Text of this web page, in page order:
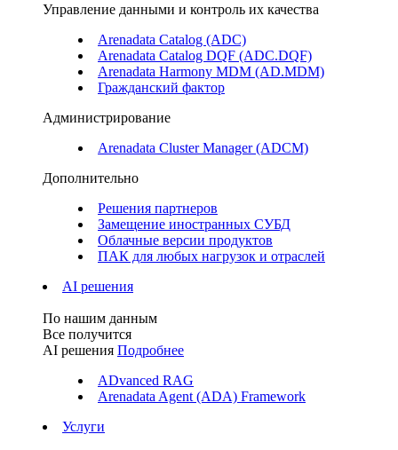
Управление данными и контроль их качества
Arenadata Catalog (ADC)
Arenadata Catalog DQF (ADС.DQF)
Arenadata Harmony MDM (AD.MDM)
Гражданский фактор
Администрирование
Arenadata Cluster Manager (ADCM)
Дополнительно
Решения партнеров
Замещение иностранных СУБД
Облачные версии продуктов
ПАК для любых нагрузок и отраслей
AI решения
По нашим данным
Все получится
AI решения Подробнее
ADvanced RAG
Arenadata Agent (ADA) Framework
Услуги